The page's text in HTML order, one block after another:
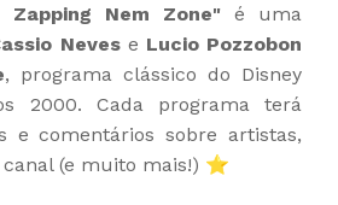
Zapping Nem Zone" é uma
Nevese Lucio Pozzobon
, programa clássico do Disney
2000. Cada programa terá
e comentários sobre artistas,
(e muito mais!) ⭐